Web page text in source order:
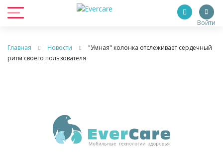
Войти
Главная Новости
"Умная" колонка отслеживает сердечный
ритм своего пользователя